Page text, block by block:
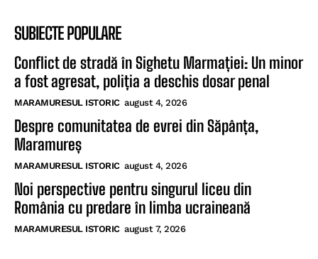
SUBIECTE POPULARE
Conflict de stradă în Sighetu Marmației: Un minor
a fost agresat, poliția a deschis dosar penal
MARAMURESUL ISTORIC august 4, 2026
Despre comunitatea de evrei din Săpânța,
Maramureș
MARAMURESUL ISTORIC august 4, 2026
Noi perspective pentru singurul liceu din
România cu predare în limba ucraineană
MARAMURESUL ISTORIC august 7, 2026